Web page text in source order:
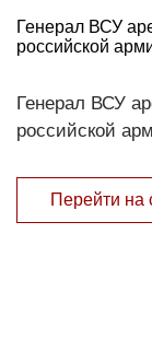
Генерал ВСУ
российской
Генерал ВСУ
российской
Перейти на